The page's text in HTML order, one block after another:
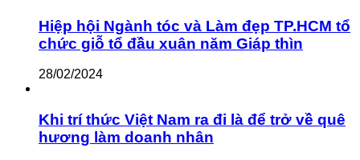
Hiệp hội Ngành tóc và Làm đẹp TP.HCM tổ
chức giỗ tổ đầu xuân năm Giáp thìn
28/02/2024
Khi trí thức Việt Nam ra đi là để trở về quê
hương làm doanh nhân